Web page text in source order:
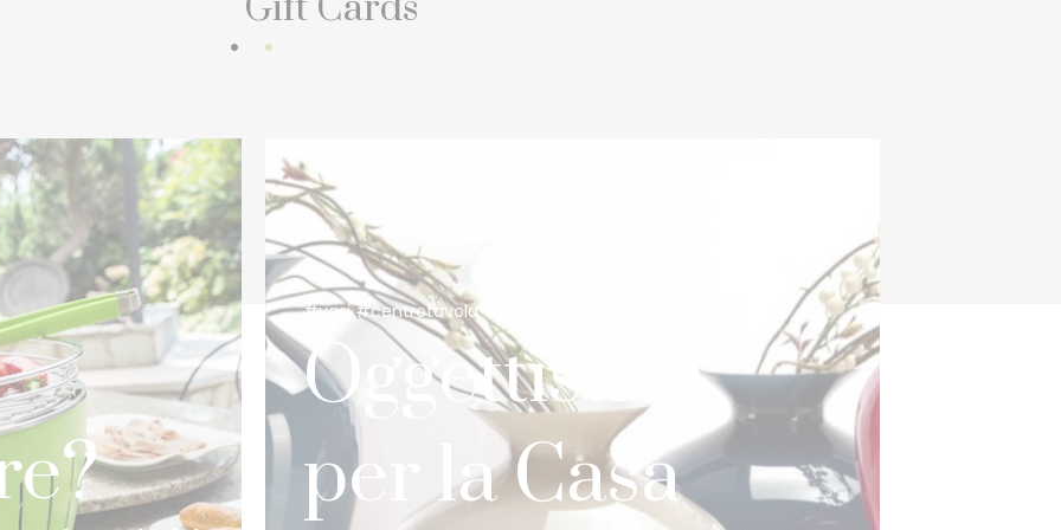
#vasi #centrotavola #design
Oggettistica
per la Casa